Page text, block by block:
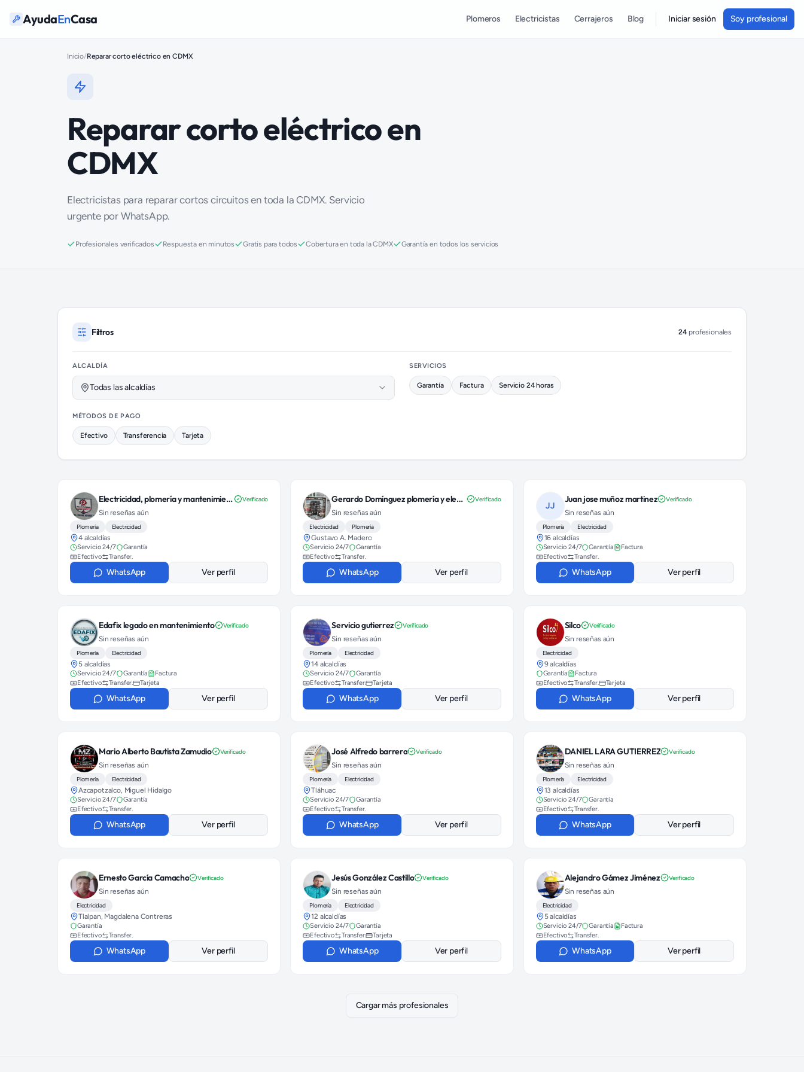
AyudaEnCasa Plomeros Electricistas Cerrajeros Blog Iniciar sesión Soy profesional
Inicio/Reparar corto eléctrico en CDMX
Reparar corto eléctrico en
CDMX
Electricistas para reparar cortos circuitos en toda la CDMX. Servicio
urgente por WhatsApp.
Profesionales verificados Respuesta en minutos Gratis para todos Cobertura en toda la CDMX Garantía en todos los servicios
Profesionales de Electricidad disponibles
Filtros 24 profesionales
ALCALDÍA
Todas las alcaldías
SERVICIOS
Garantía Factura Servicio 24 horas
MÉTODOS DE PAGO
Efectivo Transferencia Tarjeta
Electricidad, plomería y mantenimiento Verificado
Sin reseñas aún
Plomería Electricidad
4 alcaldías
Servicio 24/7
Garantía
Efectivo
Transfer.
WhatsApp Ver perfil
Gerardo Domínguez plomería y electricidad Verificado
Sin reseñas aún
Electricidad Plomería
Gustavo A. Madero
Servicio 24/7
Garantía
Efectivo
Transfer.
WhatsApp Ver perfil
JJ
Juan jose muñoz martinez Verificado
Sin reseñas aún
Plomería Electricidad
16 alcaldías
Servicio 24/7 Garantía
Factura
Efectivo
Transfer.
WhatsApp Ver perfil
Edafix legado en mantenimiento Verificado
Sin reseñas aún
Plomería Electricidad
5 alcaldías
Servicio 24/7 Garantía
Factura
Efectivo
Transfer. Tarjeta
WhatsApp Ver perfil
Servicio gutierrez Verificado
Sin reseñas aún
Plomería Electricidad
14 alcaldías
Servicio 24/7
Garantía
Efectivo
Transfer. Tarjeta
WhatsApp Ver perfil
Silco Verificado
Sin reseñas aún
Electricidad
9 alcaldías
Garantía
Factura
Efectivo
Transfer. Tarjeta
WhatsApp Ver perfil
Mario Alberto Bautista Zamudio Verificado
Sin reseñas aún
Plomería Electricidad
Azcapotzalco, Miguel Hidalgo
Servicio 24/7
Garantía
Efectivo
Transfer.
WhatsApp Ver perfil
José Alfredo barrera Verificado
Sin reseñas aún
Plomería Electricidad
Tláhuac
Servicio 24/7
Garantía
Efectivo
Transfer.
WhatsApp Ver perfil
DANIEL LARA GUTIERREZ Verificado
Sin reseñas aún
Plomería Electricidad
13 alcaldías
Servicio 24/7
Garantía
Efectivo
Transfer.
WhatsApp Ver perfil
Ernesto García Camacho Verificado
Sin reseñas aún
Electricidad
Tlalpan, Magdalena Contreras
Garantía
Efectivo
Transfer.
WhatsApp Ver perfil
Jesús González Castillo Verificado
Sin reseñas aún
Plomería Electricidad
12 alcaldías
Servicio 24/7
Garantía
Efectivo
Transfer. Tarjeta
WhatsApp Ver perfil
Alejandro Gámez Jiménez Verificado
Sin reseñas aún
Electricidad
5 alcaldías
Servicio 24/7 Garantía
Factura
Efectivo
Transfer.
WhatsApp Ver perfil
Cargar más profesionales